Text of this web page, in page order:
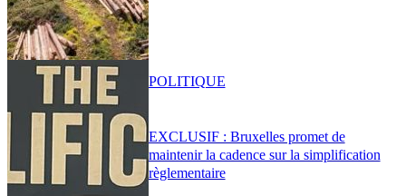
EXCLUSIF : Bruxelles promet de
maintenir la cadence sur la simplification
règlementaire
POLITIQUE